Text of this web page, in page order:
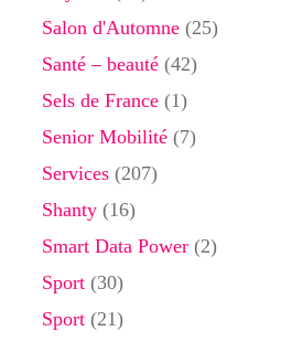
Salon d'Automne (25)
Santé – beauté (42)
Sels de France (1)
Senior Mobilité (7)
Services (207)
Shanty (16)
Smart Data Power (2)
Sport (30)
Sport (21)